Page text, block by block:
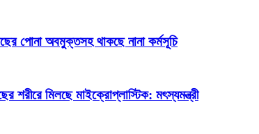
পোনা অবমুক্তসহ থাকছে নানা কর্মসূচি
শরীরে মিলছে মাইক্রোপ্লাস্টিক: মৎস্যমন্ত্রী